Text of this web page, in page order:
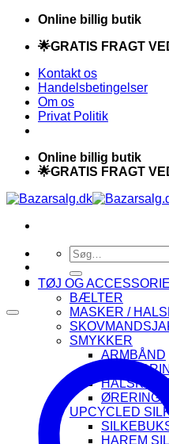
Fortsæt
indhold
Online billig butik
🌟GRATIS FRAGT
Kontakt os
Handelsbetingelser
Om os
Privat Politik
Online billig butik
🌟GRATIS FRAGT
Søg
efter:
TØJ OG
BÆLTER
MASKER /
SMYKKER
ARMBÅND
ØRERINGE
UPCYCLED
HAREM